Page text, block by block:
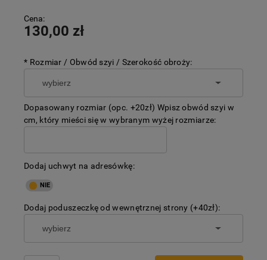
Cena:
130,00 zł
* Rozmiar / Obwód szyi / Szerokość obroży:
Dopasowany rozmiar (opc. +20zł) Wpisz obwód szyi w
cm, który mieści się w wybranym wyżej rozmiarze:
Dodaj uchwyt na adresówkę:
Dodaj poduszeczkę od wewnętrznej strony (+40zł):